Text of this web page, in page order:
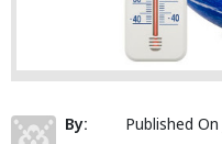
By:
Published On